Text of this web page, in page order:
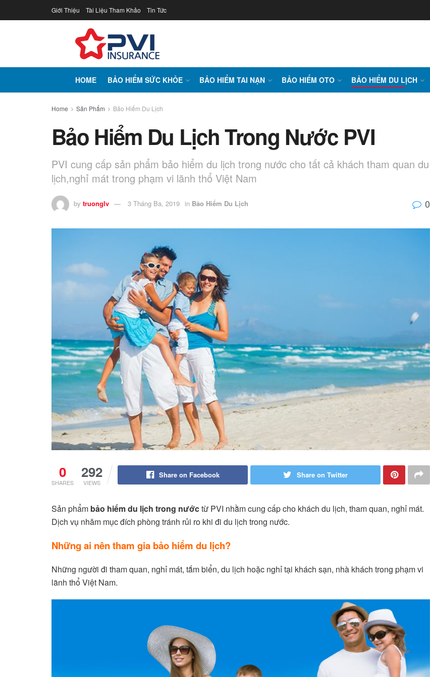
Giới Thiệu Tài Liệu Tham Khảo Tin Tức
HOME BẢO HIỂM SỨC KHỎE BẢO HIỂM TAI NẠN BẢO HIỂM OTO BẢO HIỂM DU LỊCH
Home Sản Phẩm Bảo Hiểm Du Lịch
Bảo Hiểm Du Lịch Trong Nước PVI
PVI cung cấp sản phẩm bảo hiểm du lịch trong nước cho tất cả khách tham quan du
lịch,nghỉ mát trong phạm vi lãnh thổ Việt Nam
by truonglv 3 Tháng Ba, 2019 in Bảo Hiểm Du Lịch 0
0
SHARES
292
VIEWS
Share on Facebook Share on Twitter
Sản phẩm bảo hiểm du lịch trong nướctừ PVI nhằm cung cấp cho khách du lịch, tham quan, nghỉ mát.
Dịch vụ nhăm mục đích phòng tránh rủi ro khi đi du lịch trong nước.
Những ai nên tham gia bảo hiểm du lịch?
Những người đi tham quan, nghỉ mát, tắm biển, du lịch hoặc nghỉ tại khách sạn, nhà khách trong phạm vi
lãnh thổ Việt Nam.